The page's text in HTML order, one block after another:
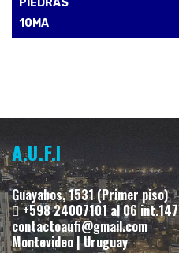
10MA
A.U.F.I
Guayabos, 1531 (Primer piso)
+598 24007101 al 06 int.147
contactoaufi@gmail.com
Montevideo | Uruguay